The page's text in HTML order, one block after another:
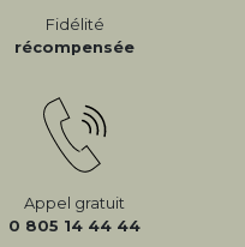
Fidélité
récompensée
Appel gratuit
0 805 14 44 44